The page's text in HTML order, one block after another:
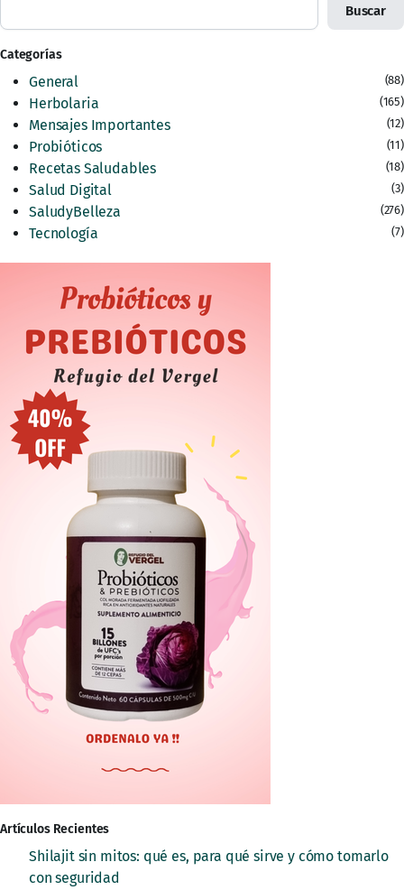
Buscar
Categorías
General (88)
Herbolaria (165)
Mensajes Importantes (12)
Probióticos (11)
Recetas Saludables (18)
Salud Digital (3)
SaludyBelleza (276)
Tecnología (7)
Artículos Recientes
Shilajit sin mitos: qué es, para qué sirve y cómo tomarlo
con seguridad